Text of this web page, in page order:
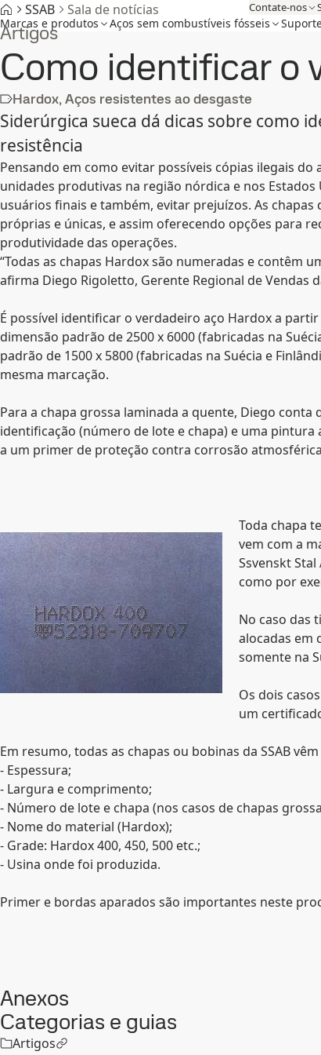
Contate-nos
Marcas e produtos Aços sem combustíveis fósseis
SSAB Sala de notícias
Artigos
Como identificar o
Hardox, Aços resistentes ao desgaste
Siderúrgica sueca dá dicas sobre como
resistência
Pensando em como evitar possíveis cópias ilegais
unidades produtivas na região nórdica e nos
usuários finais e também, evitar prejuízos. As
próprias e únicas, e assim oferecendo opções para
produtividade das operações.
“Todas as chapas Hardox são numeradas e contêm
afirma Diego Rigoletto, Gerente Regional de Vendas
É possível identificar o verdadeiro aço Hardox a
dimensão padrão de 2500 x 6000 (fabricadas na
padrão de 1500 x 5800 (fabricadas na Suécia e
mesma marcação.
Para a chapa grossa laminada a quente, Diego
identificação (número de lote e chapa) e uma
a um primer de proteção contra corrosão
Toda chapa
vem com a
Ssvenskt
como por
No caso das
alocadas em
somente na
Os dois
um
Em resumo, todas as chapas ou bobinas da SSAB
- Espessura;
- Largura e comprimento;
- Número de lote e chapa (nos casos de chapas
- Nome do material (Hardox);
- Grade: Hardox 400, 450, 500 etc.;
- Usina onde foi produzida.
Primer e bordas aparados são importantes neste
Anexos
Categorias e guias
Artigos